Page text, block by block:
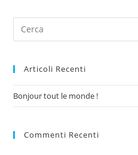
Articoli Recenti
Bonjour tout le monde !
Commenti Recenti